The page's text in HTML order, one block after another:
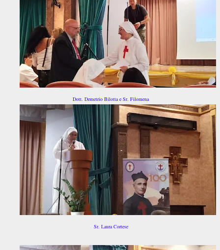
Dott. Demetrio Bilotta e Sr. Filomena
Sr. Laura Cortese